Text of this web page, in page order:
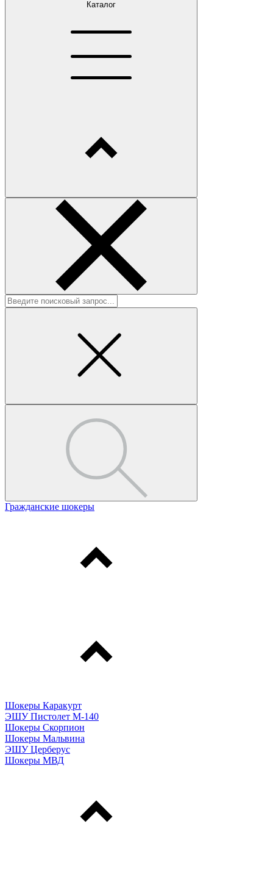
Каталог
Гражданские шокеры
Шокеры Каракурт
ЭШУ Пистолет М-140
Шокеры Скорпион
Шокеры Мальвина
ЭШУ Церберус
Шокеры МВД